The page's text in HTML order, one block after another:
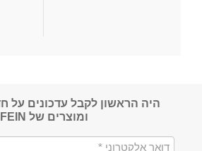
היה הראשון לקבל עדכונים על
ומוצרים של FEIN